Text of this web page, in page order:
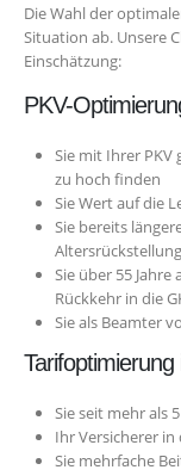
Die Wahl der
Situation ab. Unsere
Einschätzung:
PKV-
Sie mit Ihrer PKV
zu hoch finden
Sie Wert auf die
Sie bereits
Sie über 55
Rückkehr in die
Sie als Beamter
Sie seit mehr als
Ihr Versicherer
Sie mehrfache